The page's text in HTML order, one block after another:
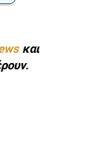
και